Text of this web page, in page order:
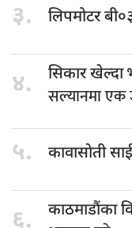
३. लिपमोटर
४. सिकार खेल्दा
सल्यानमा एक
५. कावासाेती
६. काठमाडौंका